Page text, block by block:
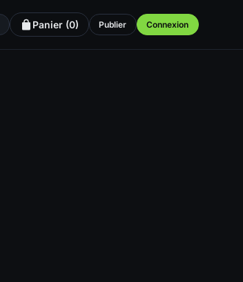
Panier (0) Publier Connexion